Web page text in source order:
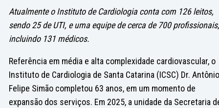
Atualmente o Instituto de Cardiologia conta com 126 leitos,
sendo 25 de UTI, e uma equipe de cerca de 700 profissionais,
incluindo 131 médicos.
Referência em média e alta complexidade cardiovascular, o
Instituto de Cardiologia de Santa Catarina (ICSC) Dr. Antônio
Felipe Simão completou 63 anos, em um momento de
expansão dos serviços. Em 2025, a unidade da Secretaria